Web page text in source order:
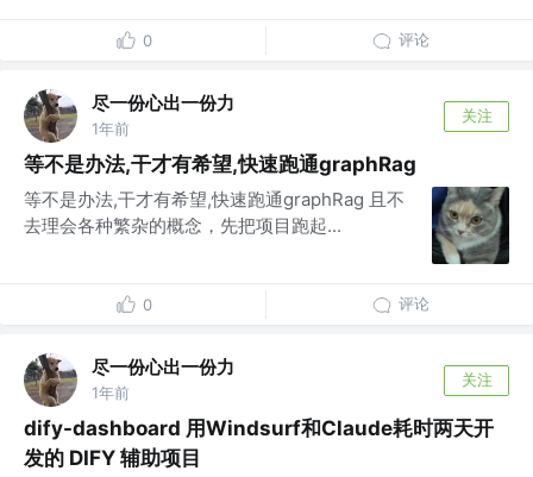
0 评论
尽一份心出一份力
1年前
关注
等不是办法,干才有希望,快速跑通graphRag
等不是办法,干才有希望,快速跑通graphRag 且不
去理会各种繁杂的概念，先把项目跑起...
0 评论
尽一份心出一份力
1年前
关注
dify-dashboard 用Windsurf和Claude耗时两天开
发的 DIFY 辅助项目